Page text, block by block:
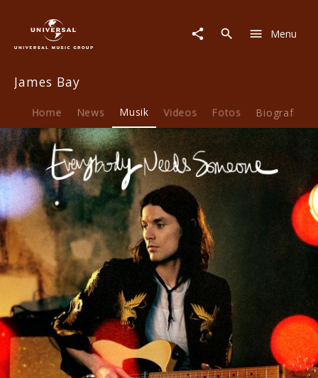
Musik
Everybody
Someone
Menu
James Bay
Home News Musik Videos Fotos Biografie